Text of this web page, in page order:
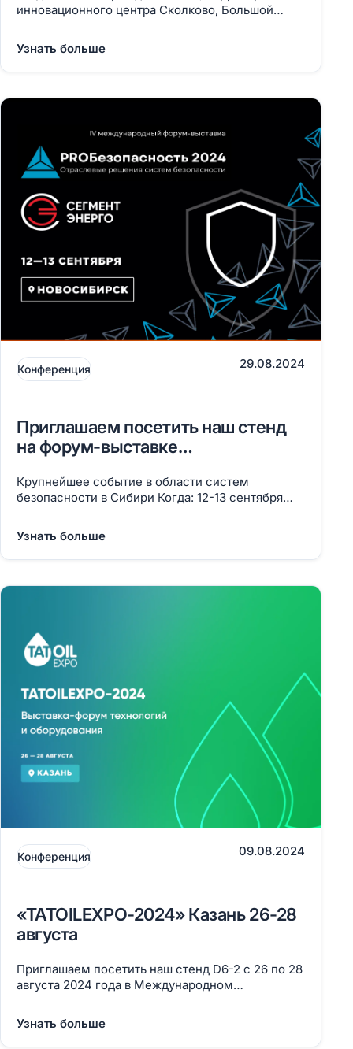
инновационного центра Сколково, Большой
Узнать больше
Конференция 29.08.2024
Приглашаем посетить наш стенд
на форум-выставке
Крупнейшее событие в области систем
безопасности в Сибири Когда: 12-13 сентября
104 Стенд A103
Узнать больше
Конференция 09.08.2024
«TATOILEXPO-2024» Казань 26-28
августа
Приглашаем посетить наш стенд D6-2 с 26 по 28
августа 2024 года в Международном
из крупнейших международных мероприятий
нефтегазовой отрасли России — Татарстанском
Узнать больше